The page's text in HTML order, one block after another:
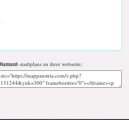
-stadtplans zu ihrer webseite;